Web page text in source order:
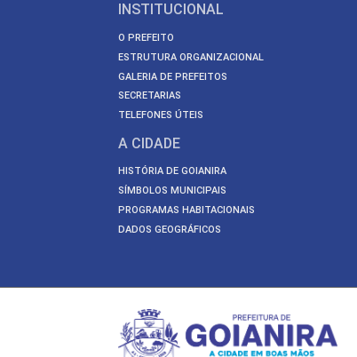
INSTITUCIONAL
O PREFEITO
ESTRUTURA ORGANIZACIONAL
GALERIA DE PREFEITOS
SECRETARIAS
TELEFONES ÚTEIS
A CIDADE
HISTÓRIA DE GOIANIRA
SÍMBOLOS MUNICIPAIS
PROGRAMAS HABITACIONAIS
DADOS GEOGRÁFICOS